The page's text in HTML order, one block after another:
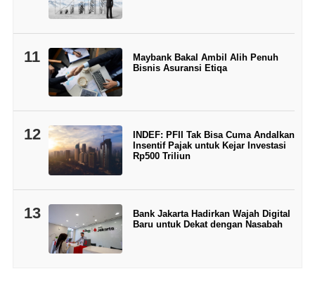
11
Maybank Bakal Ambil Alih Penuh
Bisnis Asuransi Etiqa
12
INDEF: PFII Tak Bisa Cuma Andalkan
Insentif Pajak untuk Kejar Investasi
Rp500 Triliun
13
Bank Jakarta Hadirkan Wajah Digital
Baru untuk Dekat dengan Nasabah